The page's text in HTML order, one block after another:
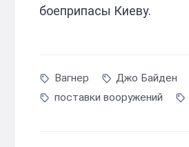
боеприпасы Киеву.
Вагнер Джо Байден
поставки вооружений